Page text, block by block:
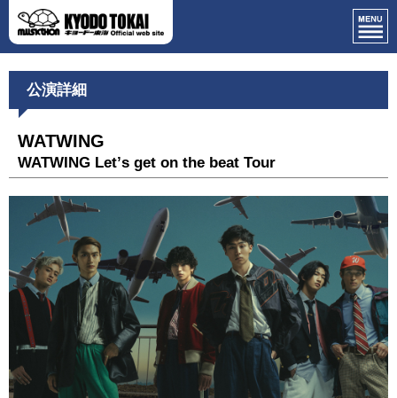
公演詳細
WATWING
WATWING Letʼs get on the beat Tour